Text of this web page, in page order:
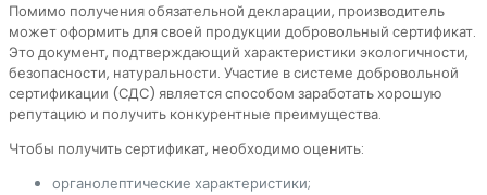
Помимо получения обязательной декларации, производитель
может оформить для своей продукции добровольный сертификат.
Это документ, подтверждающий характеристики экологичности,
безопасности, натуральности. Участие в системе добровольной
сертификации (СДС) является способом заработать хорошую
репутацию и получить конкурентные преимущества.
Чтобы получить сертификат, необходимо оценить:
органолептические характеристики;